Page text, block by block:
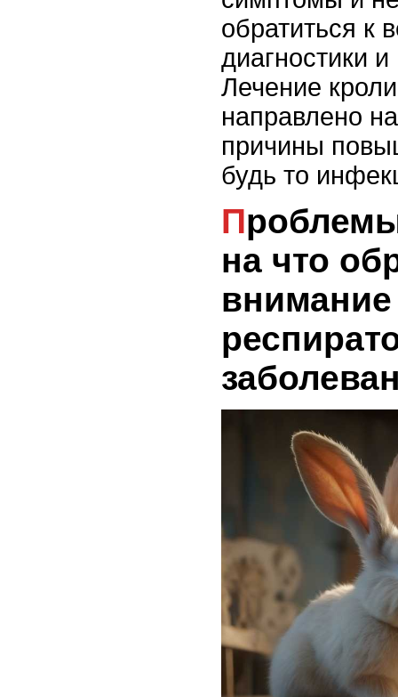
обратиться к
диагностики
Лечение
направлено
причины
будь то
Проблемы с дыханием:
на что